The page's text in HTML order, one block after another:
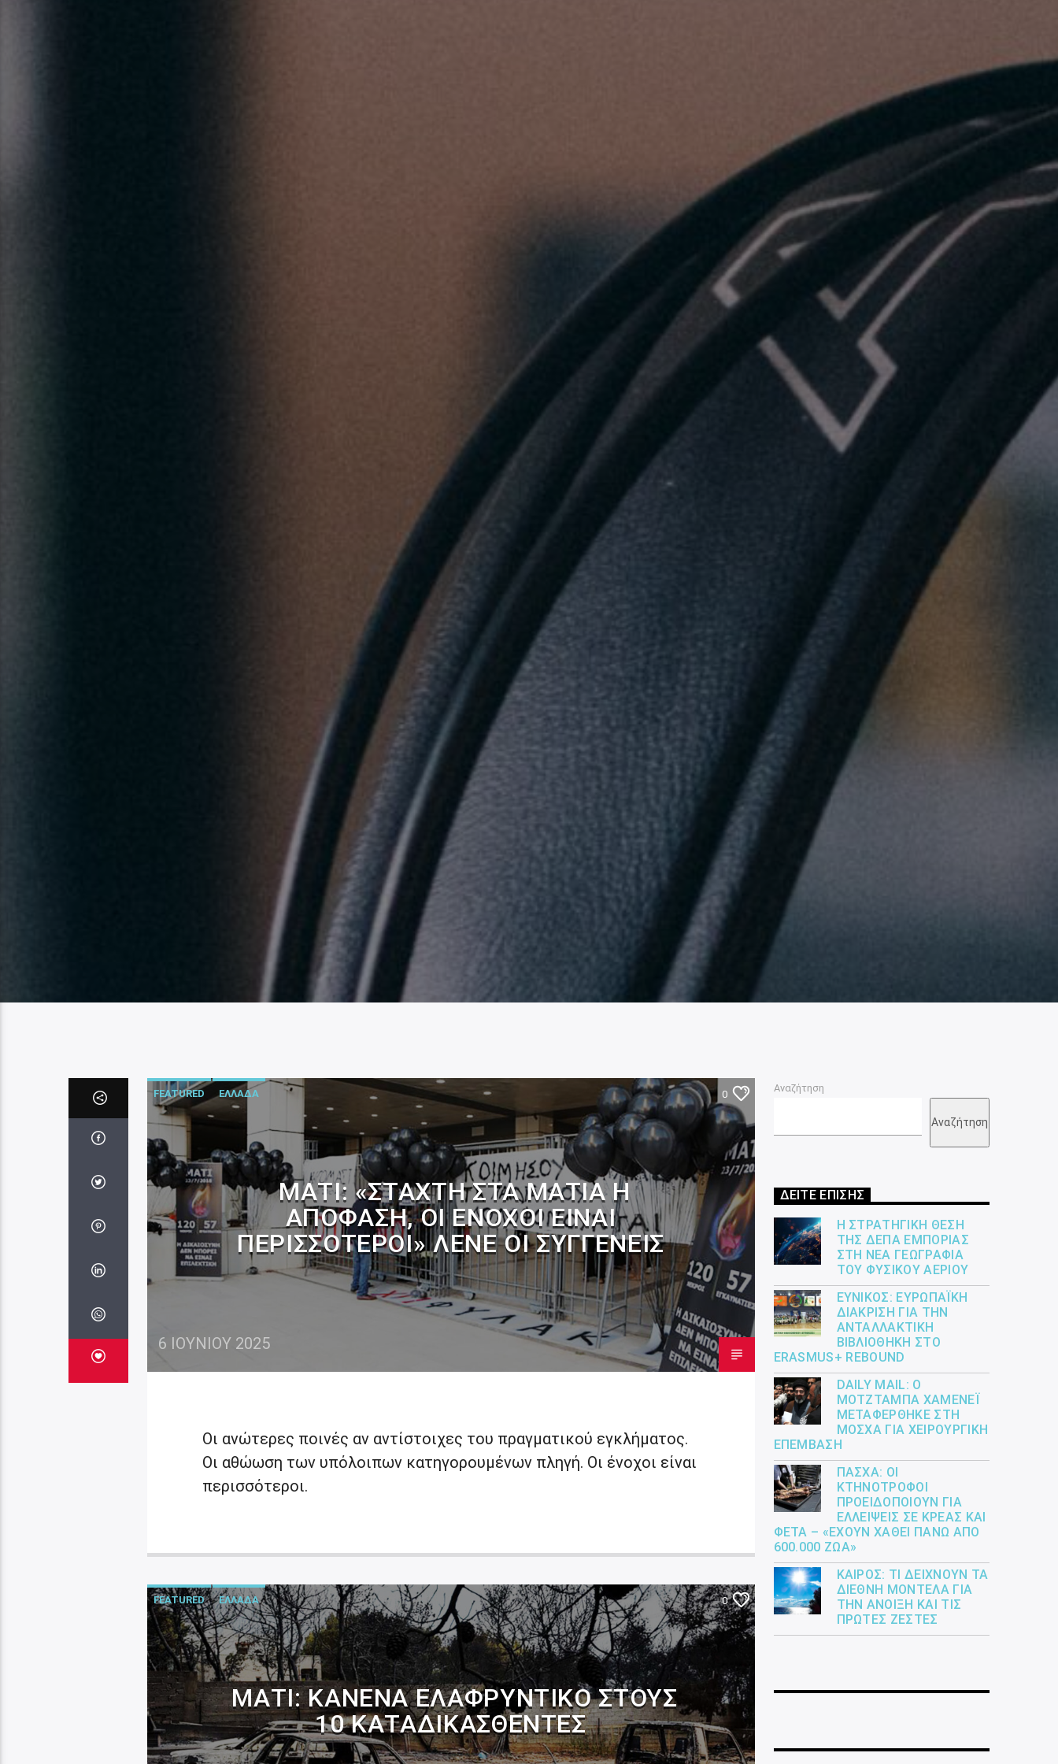
FEATURED ΕΛΛΑΔΑ 0
ΜΆΤΙ: «ΣΤΆΧΤΗ ΣΤΑ ΜΆΤΙΑ Η
ΑΠΌΦΑΣΗ, ΟΙ ΈΝΟΧΟΙ ΕΊΝΑΙ
ΠΕΡΙΣΣΌΤΕΡΟΙ» ΛΈΝΕ ΟΙ ΣΥΓΓΕΝΕΊΣ
6 ΙΟΥΝΊΟΥ 2025
Οι ανώτερες ποινές αν αντίστοιχες του πραγματικού εγκλήματος.
Οι αθώωση των υπόλοιπων κατηγορουμένων πληγή. Οι ένοχοι είναι
περισσότεροι.
FEATURED ΕΛΛΑΔΑ 0
ΜΆΤΙ: ΚΑΝΈΝΑ ΕΛΑΦΡΥΝΤΙΚΌ ΣΤΟΥΣ
10 ΚΑΤΑΔΙΚΑΣΘΈΝΤΕΣ
Αναζήτηση
Αναζήτηση
ΔΕΙΤΕ ΕΠΙΣΗΣ
Η ΣΤΡΑΤΗΓΙΚΉ ΘΈΣΗ
ΤΗΣ ΔΕΠΑ ΕΜΠΟΡΊΑΣ
ΣΤΗ ΝΈΑ ΓΕΩΓΡΑΦΊΑ
ΤΟΥ ΦΥΣΙΚΟΎ ΑΕΡΊΟΥ
ΕΎΝΙΚΟΣ: ΕΥΡΩΠΑΪΚΉ
ΔΙΆΚΡΙΣΗ ΓΙΑ ΤΗΝ
ΑΝΤΑΛΛΑΚΤΙΚΉ
ΒΙΒΛΙΟΘΉΚΗ ΣΤΟ
ERASMUS+ REBOUND
DAILY MAIL: Ο
ΜΟΤΖΤΆΜΠΑ ΧΑΜΕΝΕΪ́
ΜΕΤΑΦΈΡΘΗΚΕ ΣΤΗ
ΜΌΣΧΑ ΓΙΑ ΧΕΙΡΟΥΡΓΙΚΉ
ΕΠΈΜΒΑΣΗ
ΠΆΣΧΑ: ΟΙ
ΚΤΗΝΟΤΡΌΦΟΙ
ΠΡΟΕΙΔΟΠΟΙΟΎΝ ΓΙΑ
ΕΛΛΕΊΨΕΙΣ ΣΕ ΚΡΈΑΣ ΚΑΙ
ΦΈΤΑ – «ΈΧΟΥΝ ΧΑΘΕΊ ΠΆΝΩ ΑΠΌ
600.000 ΖΏΑ»
ΚΑΙΡΌΣ: ΤΙ ΔΕΊΧΝΟΥΝ ΤΑ
ΔΙΕΘΝΉ ΜΟΝΤΈΛΑ ΓΙΑ
ΤΗΝ ΆΝΟΙΞΗ ΚΑΙ ΤΙΣ
ΠΡΏΤΕΣ ΖΈΣΤΕΣ